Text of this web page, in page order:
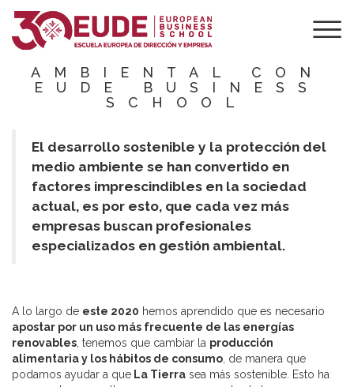
3 MOTIVOS PARA
ESPECIALIZARSE
AMBIENTAL CON
EUDE BUSINESS
SCHOOL
El desarrollo sostenible y la protección del
medio ambiente se han convertido en
factores imprescindibles en la sociedad
actual, es por esto, que cada vez más
empresas buscan profesionales
especializados en gestión ambiental.
A lo largo de este 2020 hemos aprendido que es necesario
apostar por un uso más frecuente de las energías
renovables , tenemos que cambiar la producción
alimentaria y los hábitos de consumo , de manera que
podamos ayudar a que La Tierra sea más sostenible. Esto ha